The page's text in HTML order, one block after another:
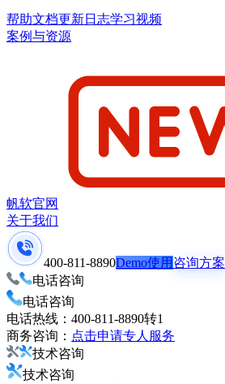
帮助文档更新日志学习视频
案例与资源
帆软官网
关于我们
400-811-8890Demo使用 咨询方案
电话咨询
电话咨询
电话热线： 400-811-8890转1
商务咨询： 点击申请专人服务
技术咨询
技术咨询